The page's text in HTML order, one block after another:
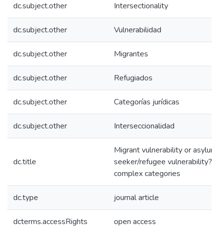
dc.subject.other Intersectionality
dc.subject.other Vulnerabilidad
dc.subject.other Migrantes
dc.subject.other Refugiados
dc.subject.other Categorías jurídicas
dc.subject.other Interseccionalidad
dc.title
Migrant vulnerability or asylum
seeker/refugee vulnerability?:
complex categories
dc.type journal article
dcterms.accessRights open access